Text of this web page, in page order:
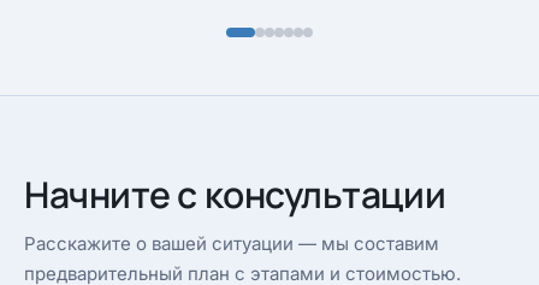
Начните с консультации
Расскажите о вашей ситуации — мы составим
предварительный план с этапами и стоимостью.